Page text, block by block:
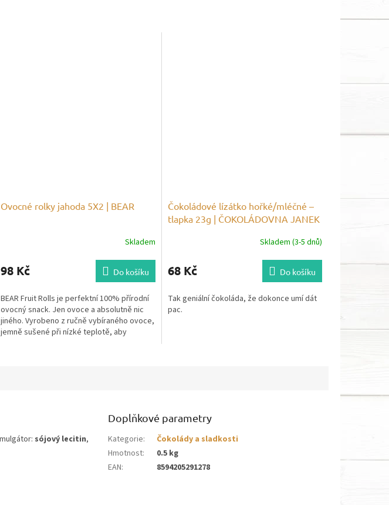
Ovocné rolky jahoda 5X2 | BEAR
Skladem
98 Kč Do košíku
BEAR Fruit Rolls je perfektní 100% přírodní
ovocný snack. Jen ovoce a absolutně nic
jiného. Vyrobeno z ručně vybíraného ovoce,
jemně sušené při nízké teplotě, aby
Čokoládové lízátko hořké/mléčné –
tlapka 23g | ČOKOLÁDOVNA JANEK
Skladem (3-5 dnů)
68 Kč Do košíku
Tak geniální čokoláda, že dokonce umí dát
pac.
sójový lecitin,
Doplňkové parametry
Kategorie:
Čokolády a sladkosti
Hmotnost:
0.5 kg
EAN: 8594205291278